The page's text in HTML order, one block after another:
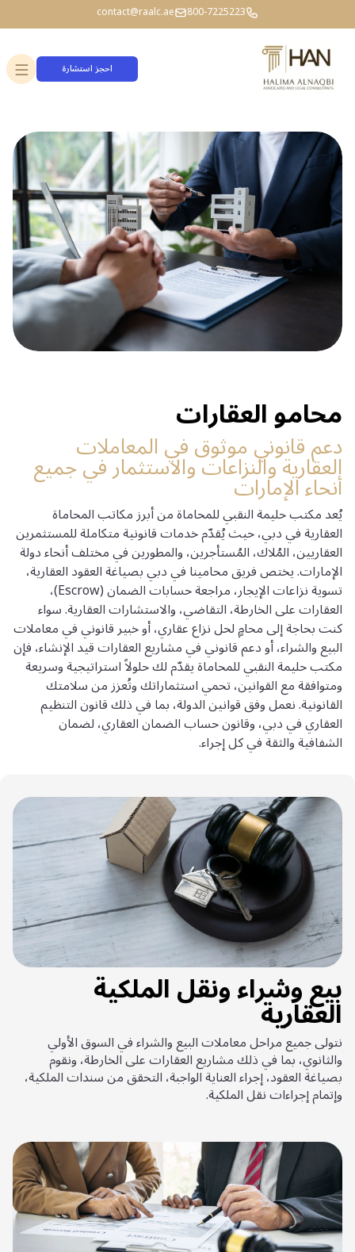
800-7225223
contact@raalc.ae
احجز استشارة
محامو العقارات
دعم قانوني موثوق في المعاملات
العقارية والنزاعات والاستثمار في جميع
أنحاء الإمارات
يُعد مكتب حليمة النقبي للمحاماة من أبرز مكاتب المحاماة
العقارية في دبي، حيث يُقدّم خدمات قانونية متكاملة للمستثمرين
العقاريين، المُلاك، المُستأجرين، والمطورين في مختلف أنحاء دولة
الإمارات. يختص فريق محامينا في دبي بصياغة العقود العقارية،
تسوية نزاعات الإيجار، مراجعة حسابات الضمان (Escrow)،
العقارات على الخارطة، التقاضي، والاستشارات العقارية. سواء
كنت بحاجة إلى محامٍ لحل نزاع عقاري، أو خبير قانوني في معاملات
البيع والشراء، أو دعم قانوني في مشاريع العقارات قيد الإنشاء، فإن
مكتب حليمة النقبي للمحاماة يقدّم لك حلولاً استراتيجية وسريعة
ومتوافقة مع القوانين، تحمي استثماراتك وتُعزز من سلامتك
القانونية. نعمل وفق قوانين الدولة، بما في ذلك قانون التنظيم
العقاري في دبي، وقانون حساب الضمان العقاري، لضمان
الشفافية والثقة في كل إجراء.
بيع وشراء ونقل الملكية
العقارية
نتولى جميع مراحل معاملات البيع والشراء في السوق الأولي
والثانوي، بما في ذلك مشاريع العقارات على الخارطة، ونقوم
بصياغة العقود، إجراء العناية الواجبة، التحقق من سندات الملكية،
وإتمام إجراءات نقل الملكية.